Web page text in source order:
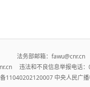
法务部邮箱：fawu@cnr.cn
违法和不良信息举报电话
11040202120007 中央人民广